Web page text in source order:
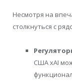
Несмотря на
столкнуться с
США xAI